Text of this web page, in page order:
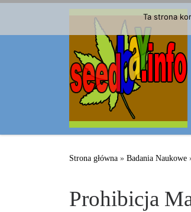
Strona główna » Badania Naukowe
Prohibicja
Ta strona